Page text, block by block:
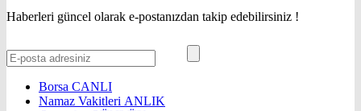
Haberleri güncel olarak e-postanızdan takip edebilirsiniz !
Borsa CANLI
Namaz Vakitleri ANLIK